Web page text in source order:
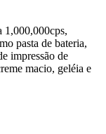
1,000,000cps,
pasta de bateria,
impressão de
macio, geléia e